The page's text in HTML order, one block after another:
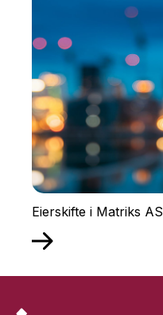
Eierskifte i Matriks AS